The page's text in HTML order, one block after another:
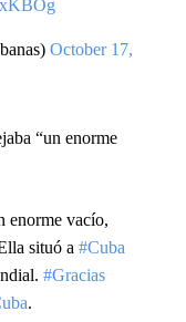
October 17,
“un enorme
enorme vacío,
situó a #Cuba
#Gracias
.